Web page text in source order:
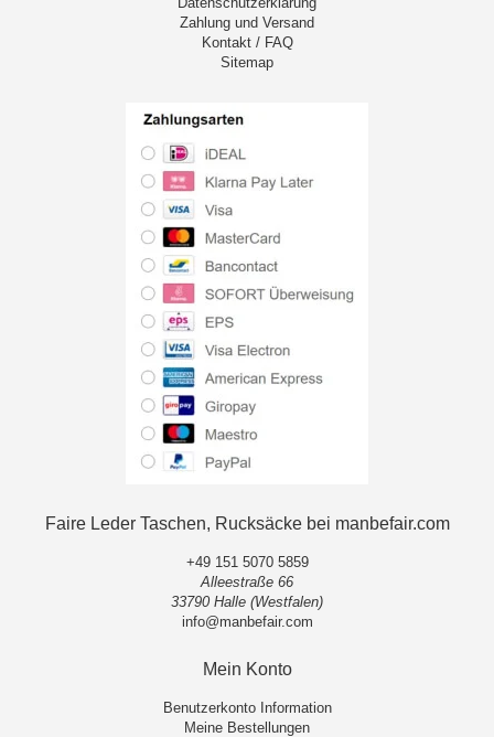
Zahlung und Versand
Kontakt / FAQ
Sitemap
Faire Leder Taschen, Rucksäcke bei manbefair.com
+49 151 5070 5859
Alleestraße 66
33790 Halle (Westfalen)
info@manbefair.com
Mein Konto
Benutzerkonto Information
Meine Bestellungen